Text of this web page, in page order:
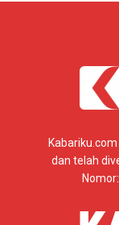
dan telah